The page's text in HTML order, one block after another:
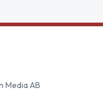
Media AB